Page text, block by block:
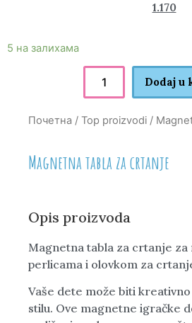
1.170
5 на залихама
Dodaj u
Почетна / Top proizvodi /
Magnetna tabla za crtanje
Opis proizvoda
Magnetna tabla za crtanje za
perlicama i olovkom za
Vaše dete može biti
stilu. Ove magnetne igračke